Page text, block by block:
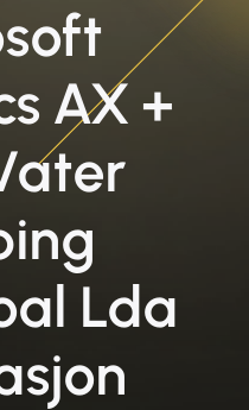
AX +
Lda